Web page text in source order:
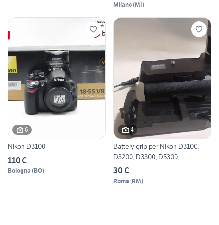
Milano(MI)
6
Nikon D3100
110 €
Bologna (BO)
4
Battery grip per Nikon D3100,
D3200, D3300, D5300
30 €
Roma (RM)